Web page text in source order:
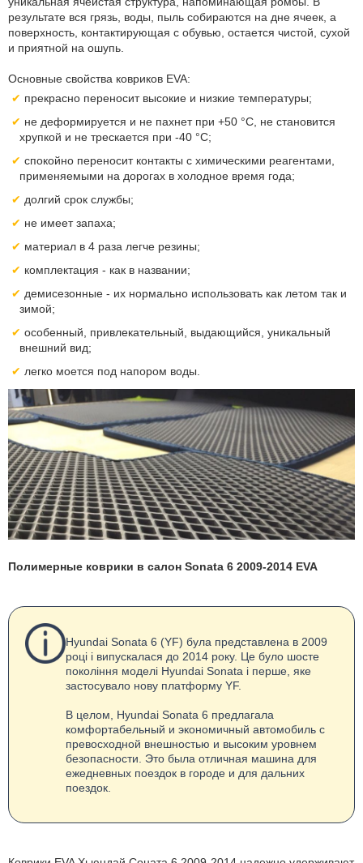
результате вся грязь, воды, пыль собираются на дне ячеек, а
поверхность, контактирующая с обувью, остается чистой, сухой
и приятной на ошупь.
Основные свойства ковриков EVA:
прекрасно переносит высокие и низкие температуры;
не деформируется и не пахнет при +50 °С, не становится
хрупкой и не трескается при -40 °С;
спокойно переносит контакты с химическими реагентами,
применяемыми на дорогах в холодное время года;
долгий срок службы;
не имеет запаха;
материал в 4 раза легче резины;
комплектация - как в названии;
демисезонные - их нормально использовать как летом так и
зимой;
особенный, привлекательный, выдающийся, уникальный
внешний вид;
легко моется под напором воды.
Полимерные коврики в салон Sonata 6 2009-2014 EVA
Hyundai Sonata 6 (YF) була представлена в 2009
році і випускалася до 2014 року. Це було шосте
покоління моделі Hyundai Sonata і перше, яке
застосувало нову платформу YF.
В целом, Hyundai Sonata 6 предлагала
комфортабельный и экономичный автомобиль с
превосходной внешностью и высоким уровнем
безопасности. Это была отличная машина для
ежедневных поездок в городе и для дальних
поездок.